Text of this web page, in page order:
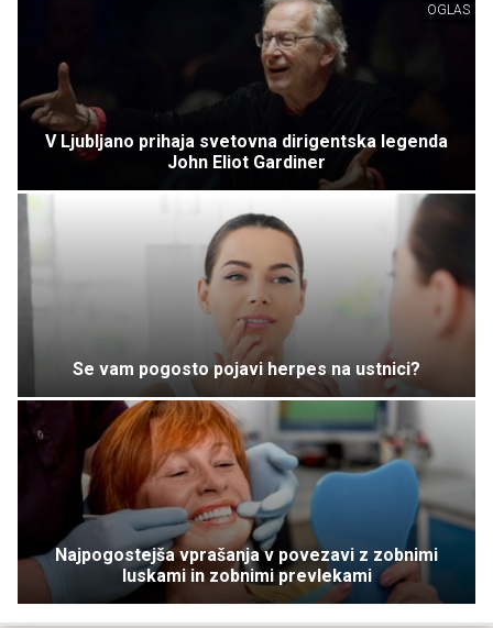
OGLAS
V Ljubljano prihaja svetovna dirigentska legenda
John Eliot Gardiner
Se vam pogosto pojavi herpes na ustnici?
Najpogostejša vprašanja v povezavi z zobnimi
luskami in zobnimi prevlekami